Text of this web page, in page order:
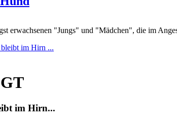
erwachsenen "Jungs" und "Mädchen", die im
im Hirn...